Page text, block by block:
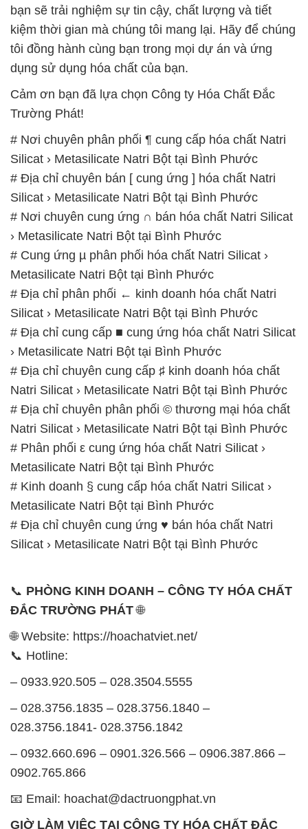
bạn sẽ trải nghiệm sự tin cậy, chất lượng và tiết
kiệm thời gian mà chúng tôi mang lại. Hãy để chúng
tôi đồng hành cùng bạn trong mọi dự án và ứng
dụng sử dụng hóa chất của bạn.
Cảm ơn bạn đã lựa chọn Công ty Hóa Chất Đắc
Trường Phát!
# Nơi chuyên phân phối ¶ cung cấp hóa chất Natri
Silicat › Metasilicate Natri Bột tại Bình Phước
# Địa chỉ chuyên bán [ cung ứng ] hóa chất Natri
Silicat › Metasilicate Natri Bột tại Bình Phước
# Nơi chuyên cung ứng ∩ bán hóa chất Natri Silicat
› Metasilicate Natri Bột tại Bình Phước
# Cung ứng µ phân phối hóa chất Natri Silicat ›
Metasilicate Natri Bột tại Bình Phước
# Địa chỉ phân phối ← kinh doanh hóa chất Natri
Silicat › Metasilicate Natri Bột tại Bình Phước
# Địa chỉ cung cấp ■ cung ứng hóa chất Natri Silicat
› Metasilicate Natri Bột tại Bình Phước
# Địa chỉ chuyên cung cấp ♯ kinh doanh hóa chất
Natri Silicat › Metasilicate Natri Bột tại Bình Phước
# Địa chỉ chuyên phân phối © thương mại hóa chất
Natri Silicat › Metasilicate Natri Bột tại Bình Phước
# Phân phối ε cung ứng hóa chất Natri Silicat ›
Metasilicate Natri Bột tại Bình Phước
# Kinh doanh § cung cấp hóa chất Natri Silicat ›
Metasilicate Natri Bột tại Bình Phước
# Địa chỉ chuyên cung ứng ♥ bán hóa chất Natri
Silicat › Metasilicate Natri Bột tại Bình Phước
📞 PHÒNG KINH DOANH – CÔNG TY HÓA CHẤT
ĐẮC TRƯỜNG PHÁT🌐
🌐 Website: https://hoachatviet.net/
📞 Hotline:
– 0933.920.505 – 028.3504.5555
– 028.3756.1835 – 028.3756.1840 –
028.3756.1841- 028.3756.1842
– 0932.660.696 – 0901.326.566 – 0906.387.866 –
0902.765.866
📧 Email: hoachat@dactruongphat.vn
GIỜ LÀM VIỆC TẠI CÔNG TY HÓA CHẤT ĐẮC